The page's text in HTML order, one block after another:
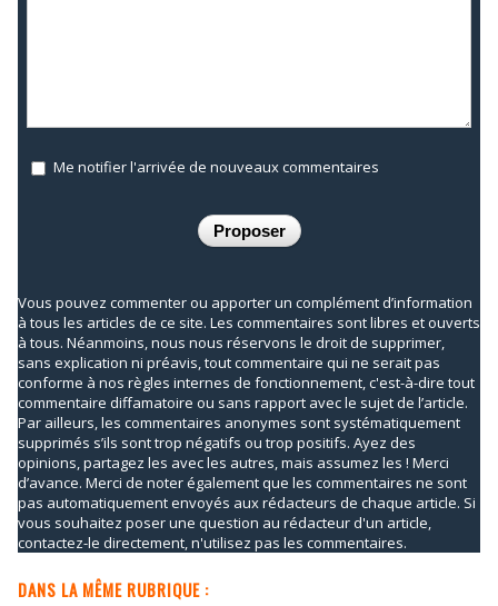
Me notifier l'arrivée de nouveaux commentaires
Vous pouvez commenter ou apporter un complément d’information
à tous les articles de ce site. Les commentaires sont libres et ouverts
à tous. Néanmoins, nous nous réservons le droit de supprimer,
sans explication ni préavis, tout commentaire qui ne serait pas
conforme à nos règles internes de fonctionnement, c'est-à-dire tout
commentaire diffamatoire ou sans rapport avec le sujet de l’article.
Par ailleurs, les commentaires anonymes sont systématiquement
supprimés s’ils sont trop négatifs ou trop positifs. Ayez des
opinions, partagez les avec les autres, mais assumez les ! Merci
d’avance. Merci de noter également que les commentaires ne sont
pas automatiquement envoyés aux rédacteurs de chaque article. Si
vous souhaitez poser une question au rédacteur d'un article,
contactez-le directement, n'utilisez pas les commentaires.
DANS LA MÊME RUBRIQUE :